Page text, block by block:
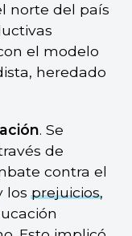
norte del país
el modelo
heredado
. Se
de
contra el
losprejuicios,